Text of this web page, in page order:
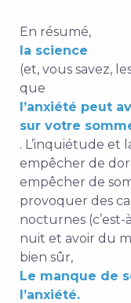
En résumé,
la science
(et, vous savez,
que
l’anxiété peut
sur votre
. L’inquiétude et
empêcher de
empêcher de
provoquer des
nocturnes
nuit et avoir du
bien sûr,
Le manque de
l’anxiété.